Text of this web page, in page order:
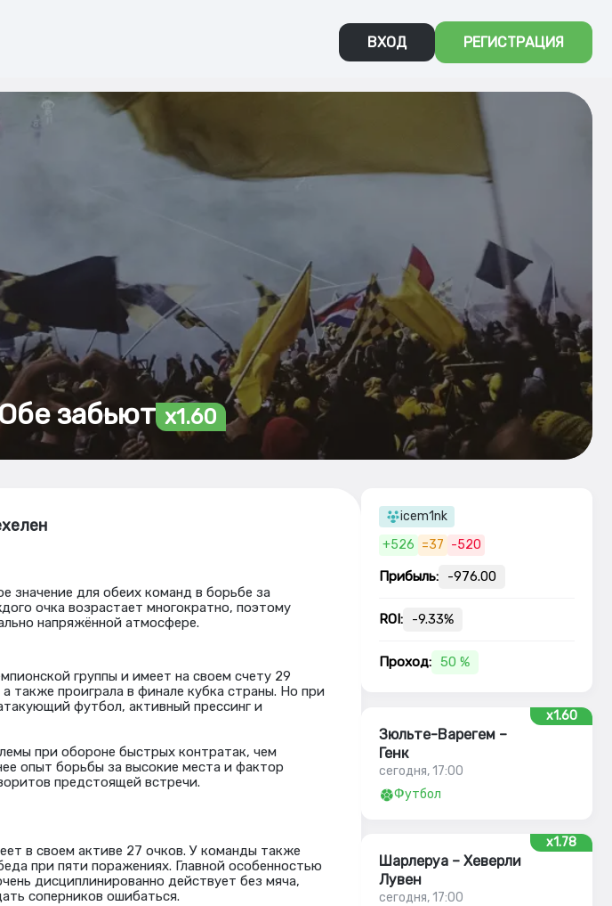
ВХОД РЕГИСТРАЦИЯ
забьют x1.60
значение для обеих команд в борьбе за
очка возрастает многократно, поэтому
напряжённой атмосфере.
группы и имеет на своем счету 29
также проиграла в финале кубка страны. Но при
футбол, активный прессинг и
при обороне быстрых контратак, чем
опыт борьбы за высокие места и фактор
предстоящей встречи.
в своем активе 27 очков. У команды также
при пяти поражениях. Главной особенностью
дисциплинированно действует без мяча,
соперников ошибаться.
icem1nk
+526 =37 -520
Прибыль: -976.00
ROI: -9.33%
Проход: 50 %
x1.60
Зюльте-Варегем –
Генк
сегодня, 17:00
Футбол
x1.78
Шарлеруа – Хеверли
Лувен
сегодня, 17:00